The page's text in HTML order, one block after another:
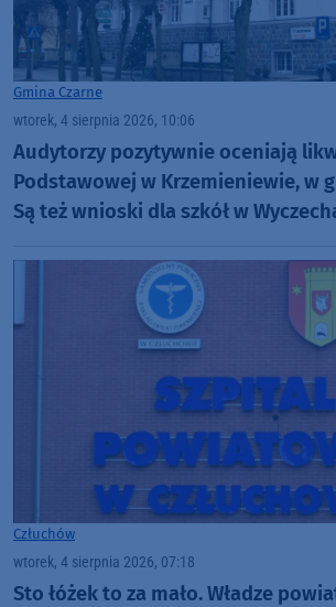
Gmina Czarne
wtorek, 4 sierpnia 2026, 10:06
Audytorzy pozytywnie oceniają
Podstawowej w Krzemieniewie, w
Są też wnioski dla szkół w
Człuchów
wtorek, 4 sierpnia 2026, 07:18
Sto łóżek to za mało. Władze